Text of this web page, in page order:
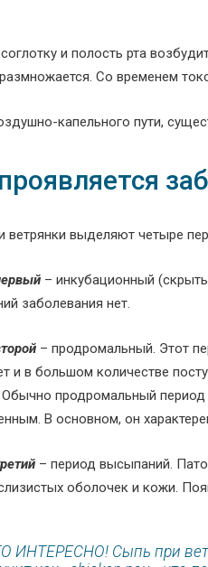
и полость рта
Со временем
капельного пути,
ветрянки выделяют четыре
ервый – инкубационный
заболевания нет.
– продромальный. Этот
и в большом количестве
продромальный период
В основном, он
– период высыпаний.
оболочек и кожи.
ИНТЕРЕСНО! Сыпь при